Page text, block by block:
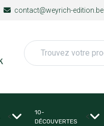
contact@weyrich-edition.be
Rechercher
<
10-
DÉCOUVERTES
<